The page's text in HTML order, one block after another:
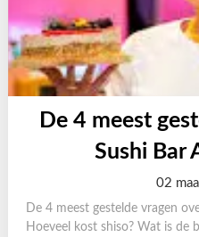
De 4 meest
Sushi Bar
02
De 4 meest gestelde vragen
Hoeveel kost shiso? Wat is de